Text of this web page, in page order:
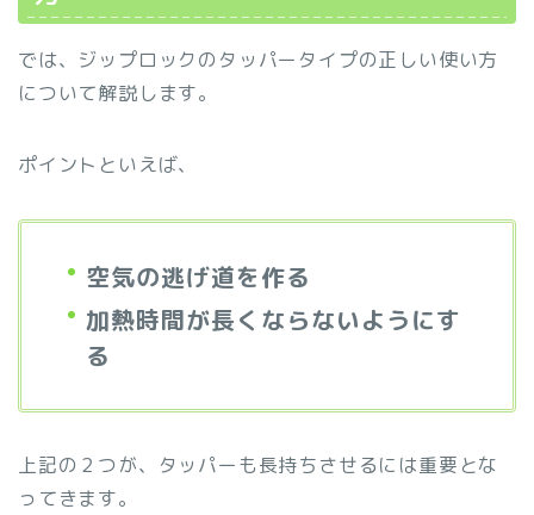
では、ジップロックのタッパータイプの正しい使い方
について解説します。
ポイントといえば、
空気の逃げ道を作る
加熱時間が長くならないようにす
る
上記の２つが、タッパーも長持ちさせるには重要とな
ってきます。